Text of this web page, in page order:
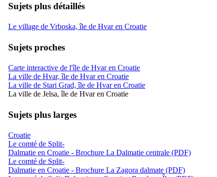
Sujets plus détaillés
Le village de Vrboska, île de Hvar en Croatie
Sujets proches
Carte interactive de l'île de Hvar en Croatie
La ville de Hvar, île de Hvar en Croatie
La ville de Stari Grad, île de Hvar en Croatie
La ville de Jelsa, île de Hvar en Croatie
Sujets plus larges
Croatie
Le comté de Split-
Dalmatie en Croatie - Brochure La Dalmatie centrale (PDF)
Le comté de Split-
Dalmatie en Croatie - Brochure La Zagora dalmate (PDF)